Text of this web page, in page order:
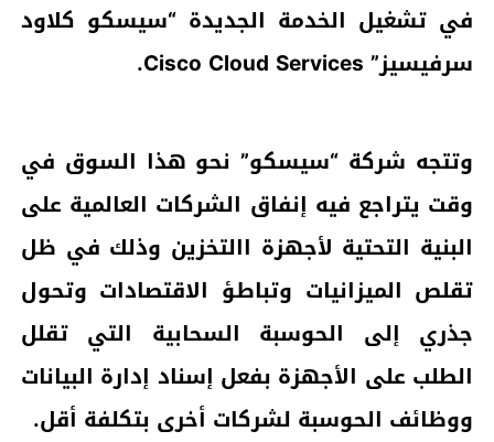
في تشغيل الخدمة الجديدة “سيسكو كلاود
سرفيسيز” Cisco Cloud Services.
وتتجه شركة “سيسكو” نحو هذا السوق في
وقت يتراجع فيه إنفاق الشركات العالمية على
البنية التحتية لأجهزة االتخزين وذلك في ظل
تقلص الميزانيات وتباطؤ الاقتصادات وتحول
جذري إلى الحوسبة السحابية التي تقلل
الطلب على الأجهزة بفعل إسناد إدارة البيانات
ووظائف الحوسبة لشركات أخرى بتكلفة أقل.